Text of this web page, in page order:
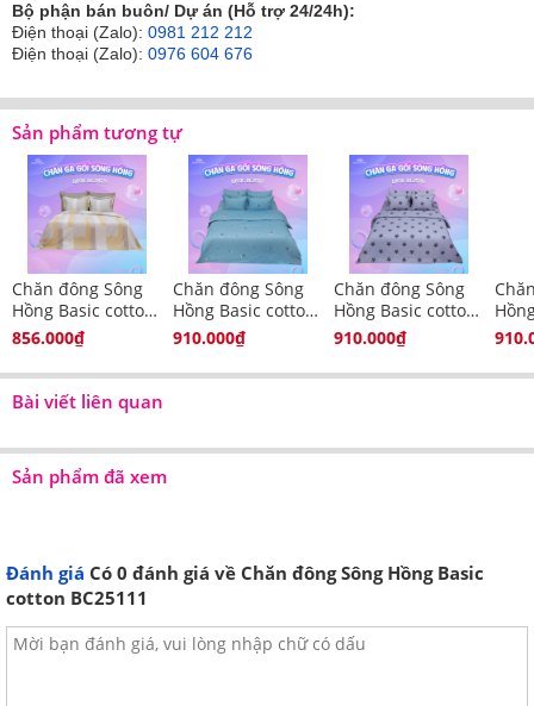
Sản phẩm chăn đông đã bao gồm: vỏ chăn
cotton mỏng có khóa kéo và ruột chăn bông
tiện giặt giũ vệ sinh
Thiết kế kích thước: 150cmx210cm ,
200x220cm
Chăn đông siêu nhẹ, siêu ấm
Bộ phận bán buôn/ Dự án (Hỗ trợ 24/24h):
Điện thoại (Zalo): 0981 212 212
Điện thoại (Zalo): 0976 604 676
Sản phẩm tương tự
Chăn đông Sông
Hồng Basic cotton
BC21029
856.000₫
Chăn đông Sông
Hồng Basic cotton
BC25117
910.000₫
Chăn đông Sông
Hồng Basic cotton
BC25116
910.000₫
Bài viết liên quan
Sản phẩm đã xem
Đánh giá Có 0 đánh giá về Chăn đông Sông Hồng Basic
cotton BC25111